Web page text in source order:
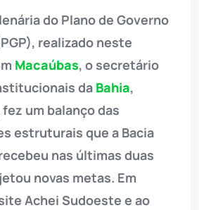
do Plano de Governo
realizado neste
Macaúbas, o secretário
da Bahia,
um balanço das
estruturais que a Bacia
nas últimas duas
novas metas. Em
Achei Sudoeste e ao